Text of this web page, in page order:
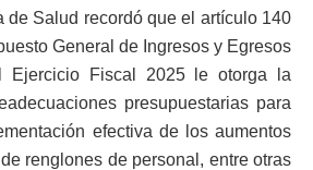
de Salud recordó que el artículo 140
General de Ingresos y Egresos
Ejercicio Fiscal 2025 le otorga la
presupuestarias para
efectiva de los aumentos
renglones de personal, entre otras